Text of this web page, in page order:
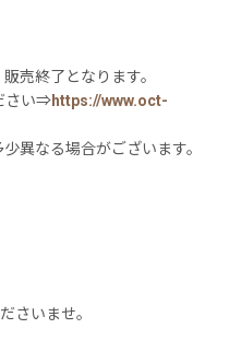
売終了となります。
さい⇒https://www.oct-
異なる場合がございます。
さいませ。